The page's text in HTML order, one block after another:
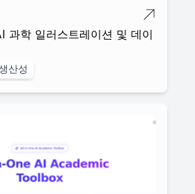
학 일러스트레이션 및 데이
산성